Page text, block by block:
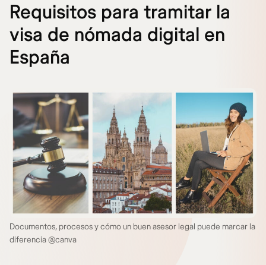
Requisitos para tramitar la
visa de nómada digital en
España
Documentos, procesos y cómo un buen asesor legal puede marcar la
diferencia @canva